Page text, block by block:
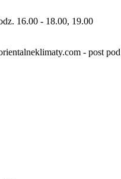
16.00 - 18.00, 19.00
- post pod